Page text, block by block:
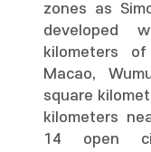
zones as
developed
kilometers
Macao,
square
kilometers
14 open